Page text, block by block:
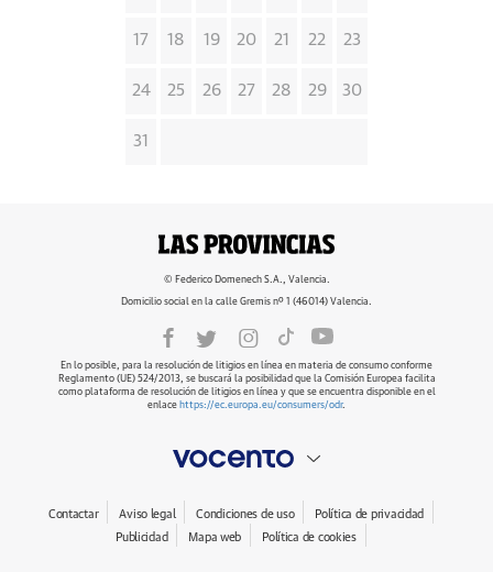
17 18 19 20 21 22 23
24 25 26 27 28 29 30
31
© Federico Domenech S.A., Valencia.
Domicilio social en la calle Gremis nº 1 (46014) Valencia.
En lo posible, para la resolución de litigios en línea en materia de consumo conforme
Reglamento (UE) 524/2013, se buscará la posibilidad que la Comisión Europea facilita
como plataforma de resolución de litigios en línea y que se encuentra disponible en el
enlace https://ec.europa.eu/consumers/odr.
Contactar Aviso legal Condiciones de uso
Política de privacidad
Publicidad
Mapa web Política de cookies